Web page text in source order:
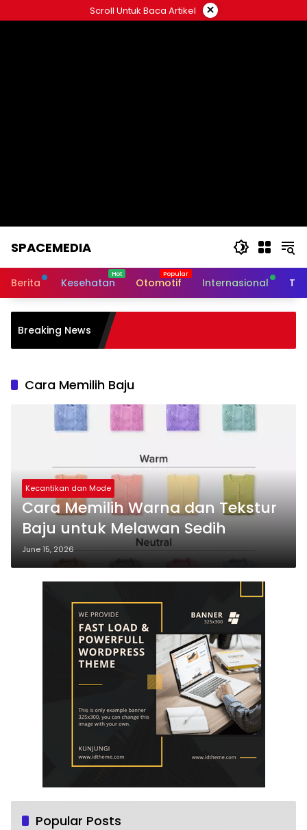
to
Scroll Untuk Baca Artikel ×
SPACEMEDIA
Berita Kesehatan Otomotif Internasional
Breaking News
dalam Transformasi
Cara Memilih Baju
Kecantikan dan Mode
Cara Memilih Warna dan Tekstur
Baju untuk Melawan Sedih
June 15, 2026
Popular Posts